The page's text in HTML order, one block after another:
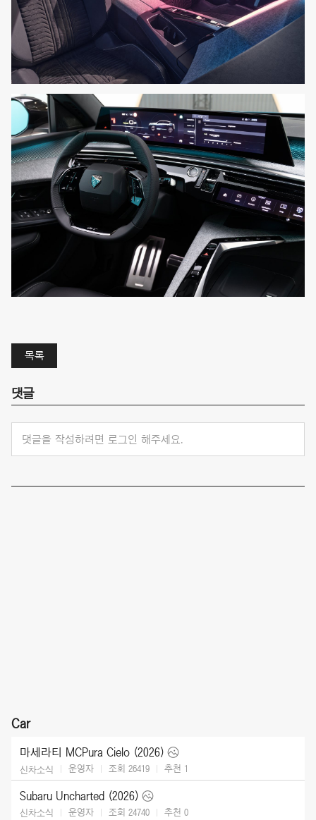
목록
댓글
댓글을 작성하려면 로그인 해주세요.
Car
마세라티 MCPura Cielo (2026)
신차소식 운영자 조회 26419 추천 1
Subaru Uncharted (2026)
신차소식 운영자 조회 24740 추천 0